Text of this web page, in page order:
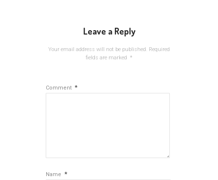
Leave a Reply
Your email address will not be published. Required
fields are marked *
Comment *
Name *